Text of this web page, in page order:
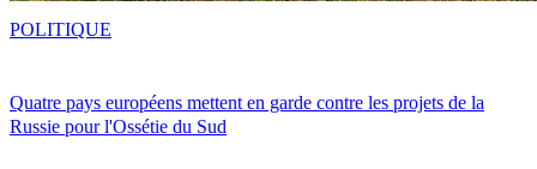
Quatre pays européens mettent en garde contre les projets de la
Russie pour l'Ossétie du Sud
POLITIQUE